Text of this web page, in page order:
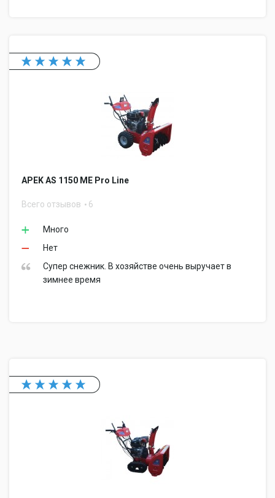
APEK AS 1150 ME Pro Line
Всего отзывов 6
Много
Нет
Супер снежник. В хозяйстве очень выручает в
зимнее время